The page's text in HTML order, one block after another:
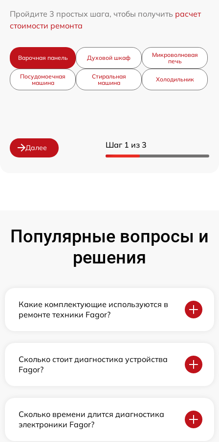
Шаг 1 из 3
Пройдите 3 простых шага, чтобы получить расчет
стоимости ремонта
Варочная панель Духовой шкаф
Микроволновая
печь
Посудомоечная
машина
Стиральная
машина
Холодильник
Далее
Популярные вопросы и
решения
Какие комплектующие используются в
ремонте техники Fagor?
Сколько стоит диагностика устройства
Fagor?
Сколько времени длится диагностика
электроники Fagor?